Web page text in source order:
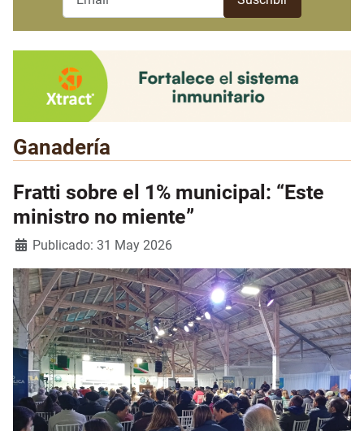
Ganadería
Fratti sobre el 1% municipal: “Este
ministro no miente”
Detalles
Publicado: 31 May 2026